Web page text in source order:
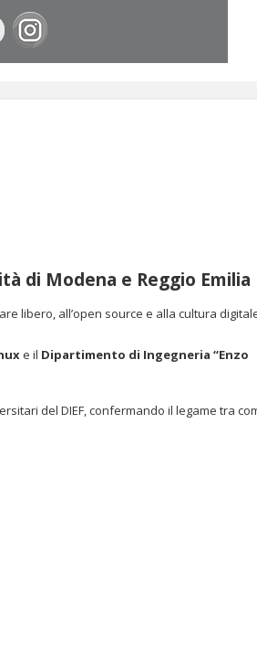
di Modena e Reggio Emilia
libero, all’open source e alla cultura
e il Dipartimento di Ingegneria “Enzo
del DIEF, confermando il legame tra